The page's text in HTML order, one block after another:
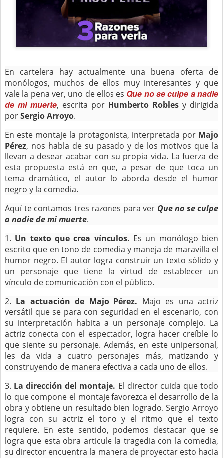
En cartelera hay actualmente una buena oferta de
monólogos, muchos de ellos muy interesantes y que
vale la pena ver, uno de ellos es Que no se culpe a nadie
de mi muerte, escrita por Humberto Robles y dirigida
porSergio Arroyo.
En este montaje la protagonista, interpretada por Majo
Pérez, nos habla de su pasado y de los motivos que la
llevan a desear acabar con su propia vida. La fuerza de
esta propuesta está en que, a pesar de que toca un
tema dramático, el autor lo aborda desde el humor
negro y la comedia.
Aquí te contamos tres razones para ver Que no se culpe
a nadie de mi muerte.
1. Un texto que crea vínculos. Es un monólogo bien
escrito que en tono de comedia y maneja de maravilla el
humor negro. El autor logra construir un texto sólido y
un personaje que tiene la virtud de establecer un
vínculo de comunicación con el público.
2. La actuación de Majo Pérez. Majo es una actriz
versátil que se para con seguridad en el escenario, con
su interpretación habita a un personaje complejo. La
actriz conecta con el espectador, logra hacer creíble lo
que siente su personaje. Además, en este unipersonal,
les da vida a cuatro personajes más, matizando y
construyendo de manera efectiva a cada uno de ellos.
3. La dirección del montaje. El director cuida que todo
lo que compone el montaje favorezca el desarrollo de la
obra y obtiene un resultado bien logrado. Sergio Arroyo
logra con su actriz el tono y el ritmo que el texto
requiere. En este sentido, podemos destacar que se
logra que esta obra articule la tragedia con la comedia,
su director encuentra la manera de proyectar esto hacia